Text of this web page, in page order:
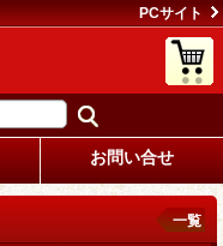
PCサイト
お問い合せ
一覧